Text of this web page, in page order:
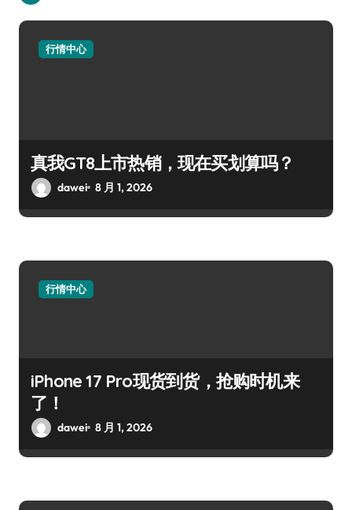
行情中心
真我GT8上市热销，现在买划算吗？
dawei 8 月 1, 2026
行情中心
iPhone 17 Pro现货到货，抢购时机来
了！
dawei 8 月 1, 2026